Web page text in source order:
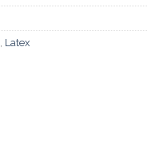
Latex